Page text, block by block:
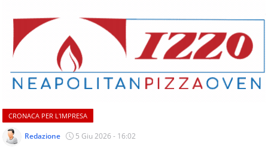
catering
e
articoli
sul
mondo
dei
consumi
fuoricasa,
CRONACA PER L'IMPRESA
Redazione 5 Giu 2026 - 16:02